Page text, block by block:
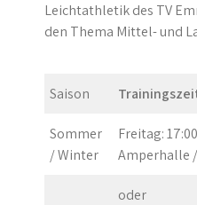
Leichtathletik des TV
den Thema Mittel- und
Saison
Sommer
/ Winter
Freitag:
Amperhalle
oder